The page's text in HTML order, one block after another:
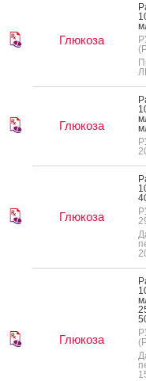
Глюкоза
Глюкоза
Глюкоза
Глюкоза